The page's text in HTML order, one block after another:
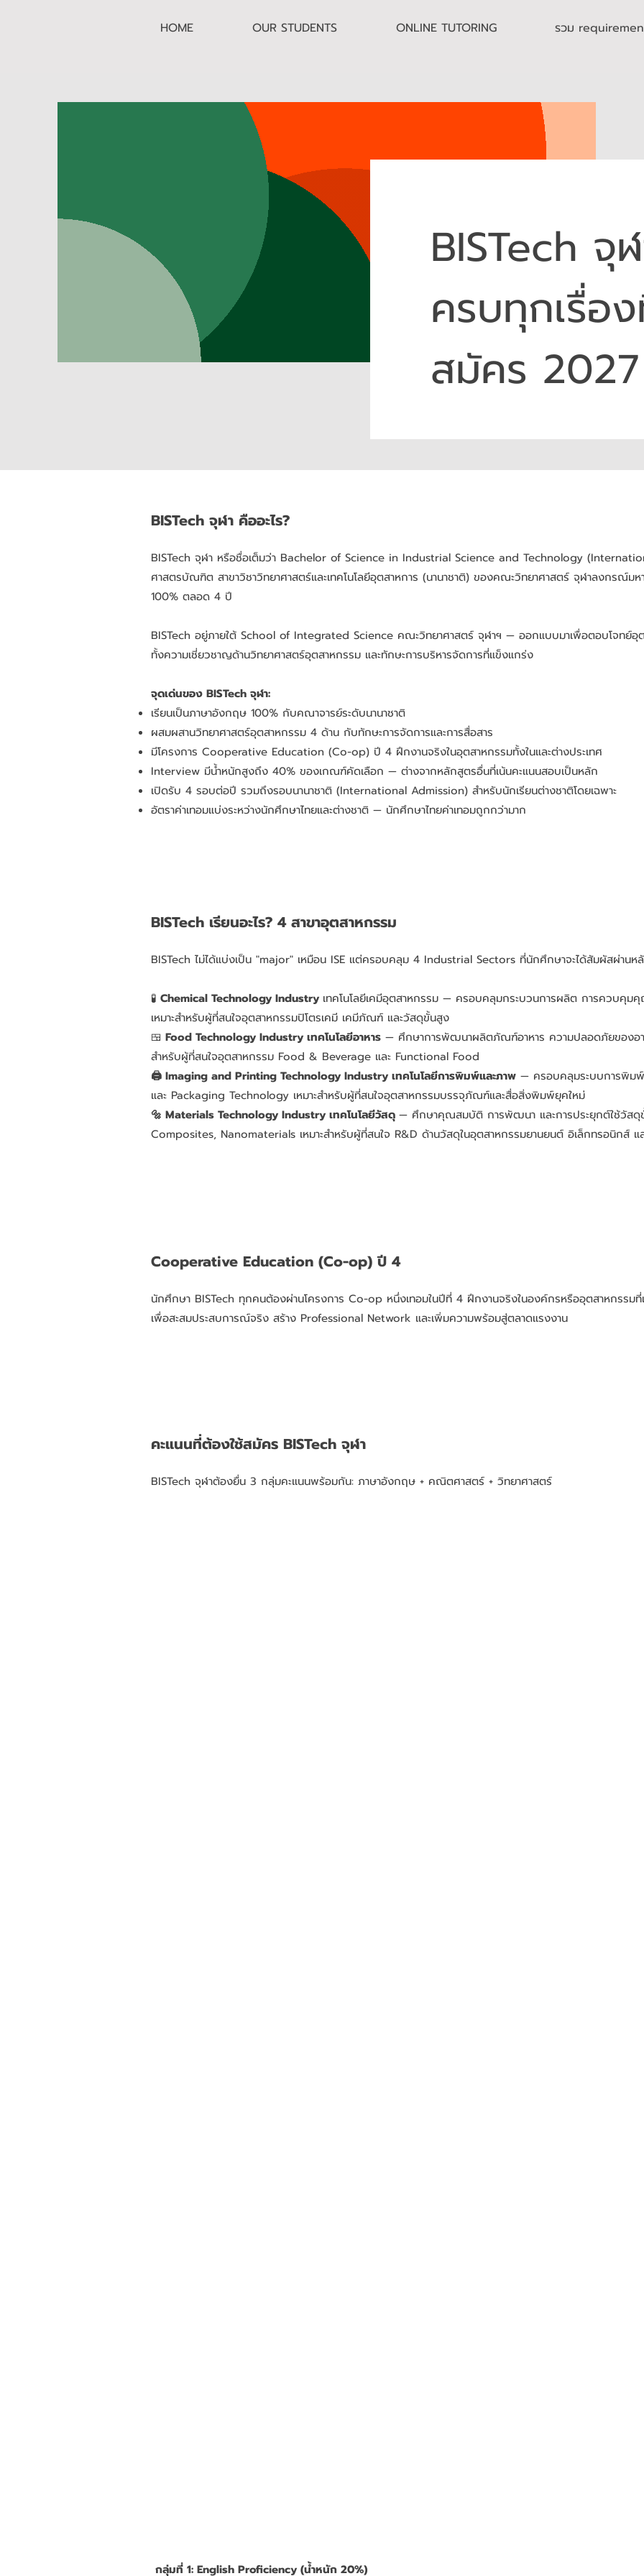
HOME OUR STUDENTS ONLINE TUTORING รวม
BISTech จุ
ครบทุกเรื่อ
สมัคร 2027
BISTech จุฬา คืออะไร?
BISTech จุฬา หรือชื่อเต็มว่า Bachelor of Science in Industrial Science and Technology
ศาสตรบัณฑิต สาขาวิชาวิทยาศาสตร์และเทคโนโลยีอุตสาหการ (นานาชาติ) ของคณะวิทยาศาสตร์ จุฬาลงกรณ์ม
100% ตลอด 4 ปี
BISTech อยู่ภายใต้ School of Integrated Science คณะวิทยาศาสตร์ จุฬาฯ — ออกแบบมาเพื่อตอบโจทย์อุ
ทั้งความเชี่ยวชาญด้านวิทยาศาสตร์อุตสาหกรรม และทักษะการบริหารจัดการที่แข็งแกร่ง
จุดเด่นของ BISTech จุฬา:
เรียนเป็นภาษาอังกฤษ 100% กับคณาจารย์ระดับนานาชาติ
ผสมผสานวิทยาศาสตร์อุตสาหกรรม 4 ด้าน กับทักษะการจัดการและการสื่อสาร
มีโครงการ Cooperative Education (Co-op) ปี 4 ฝึกงานจริงในอุตสาหกรรมทั้งในและต่างประเทศ
Interview มีน้ำหนักสูงถึง 40% ของเกณฑ์คัดเลือก — ต่างจากหลักสูตรอื่นที่เน้นคะแนนสอบเป็นหลัก
เปิดรับ 4 รอบต่อปี รวมถึงรอบนานาชาติ (International Admission) สำหรับนักเรียนต่างชาติโดยเฉพาะ
อัตราค่าเทอมแบ่งระหว่างนักศึกษาไทยและต่างชาติ — นักศึกษาไทยค่าเทอมถูกกว่ามาก
BISTech เรียนอะไร? 4 สาขาอุตสาหกรรม
BISTech ไม่ได้แบ่งเป็น "major" เหมือน ISE แต่ครอบคลุม 4 Industrial Sectors ที่นักศึกษาจะได้สัมผัสผ่านห
🧪 Chemical Technology Industry เทคโนโลยีเคมีอุตสาหกรรม — ครอบคลุมกระบวนการผลิต การควบ
เหมาะสำหรับผู้ที่สนใจอุตสาหกรรมปิโตรเคมี เคมีภัณฑ์ และวัสดุขั้นสูง
🍱 Food Technology Industry เทคโนโลยีอาหาร — ศึกษาการพัฒนาผลิตภัณฑ์อาหาร ความปลอดภัยของอา
สำหรับผู้ที่สนใจอุตสาหกรรม Food & Beverage และ Functional Food
🖨️ Imaging and Printing Technology Industry เทคโนโลยีการพิมพ์และภาพ — ครอบคลุมระบบการพิม
และ Packaging Technology เหมาะสำหรับผู้ที่สนใจอุตสาหกรรมบรรจุภัณฑ์และสื่อสิ่งพิมพ์ยุคใหม่
🔩 Materials Technology Industry เทคโนโลยีวัสดุ — ศึกษาคุณสมบัติ การพัฒนา และการประยุกต์ใช้วัสดุ
Composites, Nanomaterials เหมาะสำหรับผู้ที่สนใจ R&D ด้านวัสดุในอุตสาหกรรมยานยนต์ อิเล็กทรอนิกส์ แ
Cooperative Education (Co-op) ปี 4
นักศึกษา BISTech ทุกคนต้องผ่านโครงการ Co-op หนึ่งเทอมในปีที่ 4 ฝึกงานจริงในองค์กรหรืออุตสาหกรรมที่เ
เพื่อสะสมประสบการณ์จริง สร้าง Professional Network และเพิ่มความพร้อมสู่ตลาดแรงงาน
คะแนนที่ต้องใช้สมัคร BISTech จุฬา
BISTech จุฬาต้องยื่น 3 กลุ่มคะแนนพร้อมกัน: ภาษาอังกฤษ + คณิตศาสตร์ + วิทยาศาสตร์
กลุ่มที่ 1: English Proficiency (น้ำหนัก 20%)